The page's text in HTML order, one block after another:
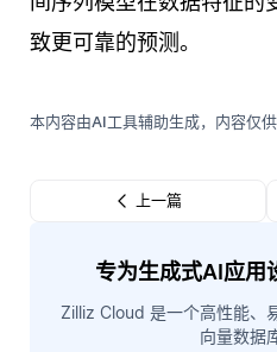
致更可靠的预测。
本内容由AI工具辅助生成，内容仅
上一篇
专为生成式AI应用
Zilliz Cloud 是一个高性能、
向量数据